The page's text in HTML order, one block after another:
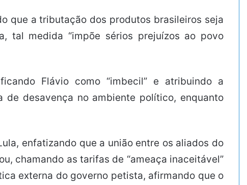
que a tributação dos produtos brasileiros seja
tal medida “impõe sérios prejuízos ao povo
Flávio como “imbecil” e atribuindo a
desavença no ambiente político, enquanto
enfatizando que a união entre os aliados do
chamando as tarifas de “ameaça inaceitável”
externa do governo petista, afirmando que o